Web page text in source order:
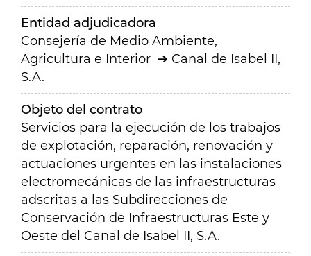
Entidad adjudicadora
Consejería de Medio Ambiente,
Agricultura e Interior
Canal de Isabel II,
S.A.
Objeto del contrato
Servicios para la ejecución de los trabajos
de explotación, reparación, renovación y
actuaciones urgentes en las instalaciones
electromecánicas de las infraestructuras
adscritas a las Subdirecciones de
Conservación de Infraestructuras Este y
Oeste del Canal de Isabel II, S.A.